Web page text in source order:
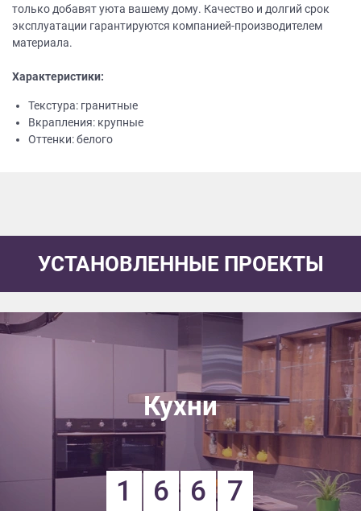
только добавят уюта вашему дому. Качество и долгий срок
эксплуатации гарантируются компанией-производителем
материала.
Характеристики:
Текстура: гранитные
Вкрапления: крупные
Оттенки: белого
УСТАНОВЛЕННЫЕ ПРОЕКТЫ
Кухни
1 6 6 7